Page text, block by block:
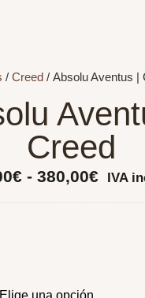
/ Creed/ Absolu Aventus |
Creed
€ - 380,00€ IVA